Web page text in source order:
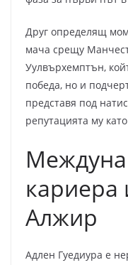
Друг определящ
мача срещу
Уулвърхемптън,
победа, но и
представя под
репутацията му
кариера
Алжир
Адлен Гуедиура е